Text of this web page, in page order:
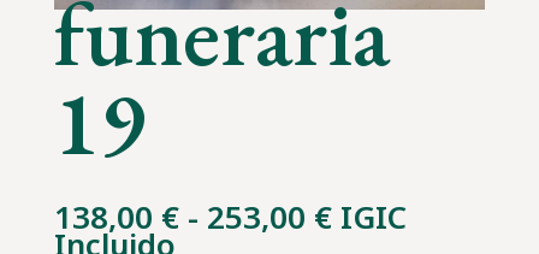
funeraria
19
138,00 € - 253,00 €Rango
de
IGIC
Incluido